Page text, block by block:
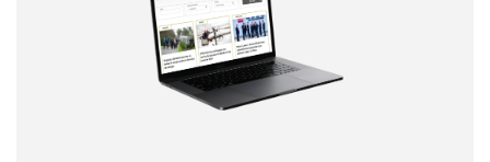
Correo electrónico
Tipo de comentario